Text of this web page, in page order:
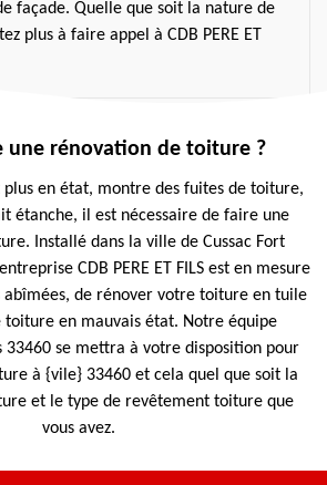
façade. Quelle que soit la nature de
plus à faire appel à CDB PERE ET
une rénovation de toiture ?
plus en état, montre des fuites de toiture,
étanche, il est nécessaire de faire une
Installé dans la ville de Cussac Fort
CDB PERE ET FILS est en mesure
de rénover votre toiture en tuile
en mauvais état. Notre équipe
33460 se mettra à votre disposition pour
à {vile} 33460 et cela quel que soit la
et le type de revêtement toiture que
vous avez.